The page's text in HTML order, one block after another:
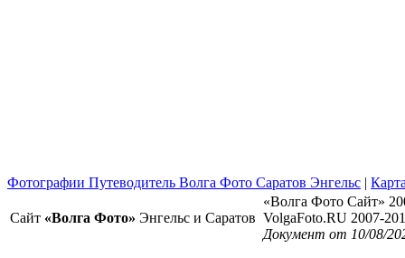
Фотографии Путеводитель Волга Фото Саратов Энгельс |
Сайт «Волга Фото» Энгельс и Саратов
«Волга Фото Сайт»
VolgaFoto.RU 2007-
Документ от 10/08/